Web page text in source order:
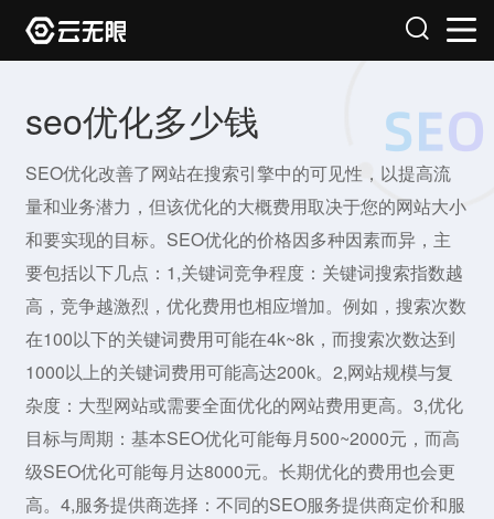
seo优化多少钱
SEO优化改善了网站在搜索引擎中的可见性，以提高流
量和业务潜力，但该优化的大概费用取决于您的网站大小
和要实现的目标。SEO优化的价格因多种因素而异，主
要包括以下几点：1,关键词竞争程度：关键词搜索指数越
高，竞争越激烈，优化费用也相应增加。例如，搜索次数
在100以下的关键词费用可能在4k~8k，而搜索次数达到
1000以上的关键词费用可能高达200k。2,网站规模与复
杂度：大型网站或需要全面优化的网站费用更高。3,优化
目标与周期：基本SEO优化可能每月500~2000元，而高
级SEO优化可能每月达8000元。长期优化的费用也会更
高。4,服务提供商选择：不同的SEO服务提供商定价和服